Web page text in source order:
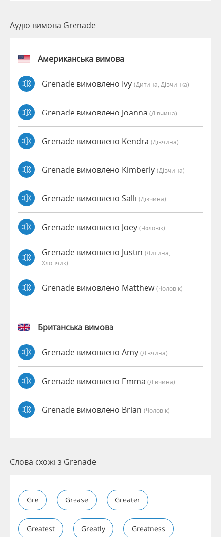
Аудіо вимова Grenade
Американська вимова
Grenade вимовлено Ivy (дитина, Дівчинка)
Grenade вимовлено Joanna (дівчина)
Grenade вимовлено Kendra (дівчина)
Grenade вимовлено Kimberly (дівчина)
Grenade вимовлено Salli (дівчина)
Grenade вимовлено Joey (чоловік)
Grenade вимовлено Justin (дитина,
Хлопчик)
Grenade вимовлено Matthew(чоловік)
Британська вимова
Grenade вимовлено Amy (дівчина)
Grenade вимовлено Emma (дівчина)
Grenade вимовлено Brian (чоловік)
Слова схожі з Grenade
Gre Grease Greater
Greatest Greatly Greatness